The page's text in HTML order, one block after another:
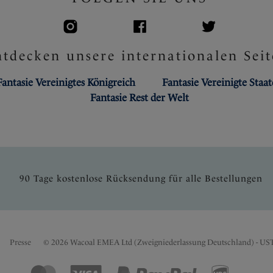
unsere internationalen
Vereinigtes Königreich
Fantasie Vereinigte
Fantasie Rest der Welt
90 Tage kostenlose Rücksendung für alle Bestellungen
Presse © 2026 Wacoal EMEA Ltd (Zweigniederlassung Deutschland) -